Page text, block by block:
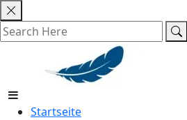
Skip
to
content
Startseite